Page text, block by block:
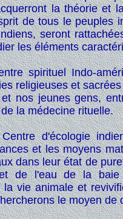
la théorie et
de tous le peuples
seront
les éléments
spirituel Indo-
religieuses et
et nos jeunes gens,
la médecine rituelle.
d'écologie
et les moyens
dans leur état de
de l'eau de la baie
la vie animale et
le moyen de